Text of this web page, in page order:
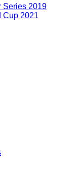
Series 2019
Cup 2021